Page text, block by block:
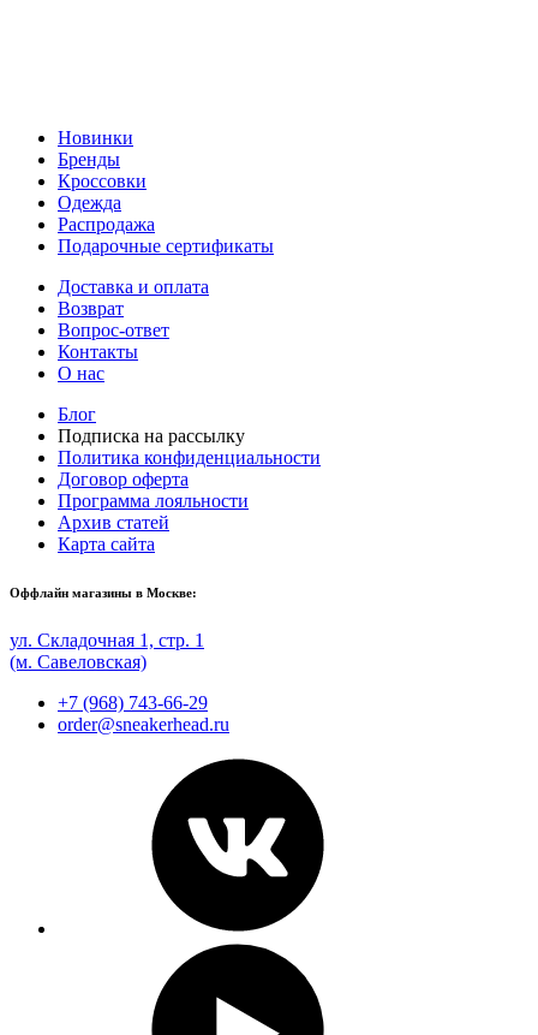
Новинки
Бренды
Кроссовки
Одежда
Распродажа
Подарочные сертификаты
Доставка и оплата
Возврат
Вопрос-ответ
Контакты
О нас
Блог
Подписка на рассылку
Политика конфиденциальности
Договор оферта
Программа лояльности
Архив статей
Карта сайта
Оффлайн магазины в Москве:
ул. Складочная 1, стр. 1
(м. Савеловская)
+7 (968) 743-66-29
order@sneakerhead.ru